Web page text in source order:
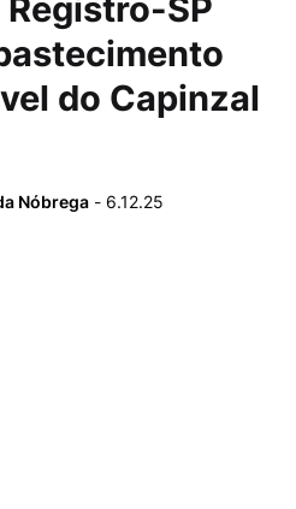
SP
do Capinzal
Nóbrega - 6.12.25